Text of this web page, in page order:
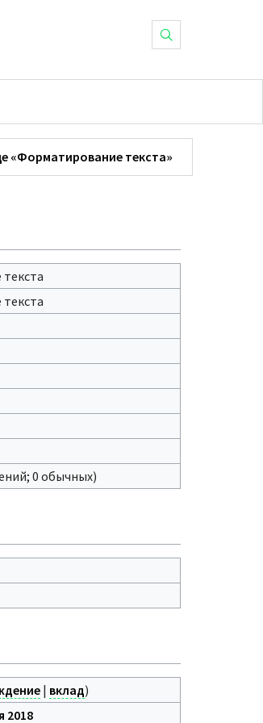
«Форматирование текста»
0 обычных)
| вклад)
2018